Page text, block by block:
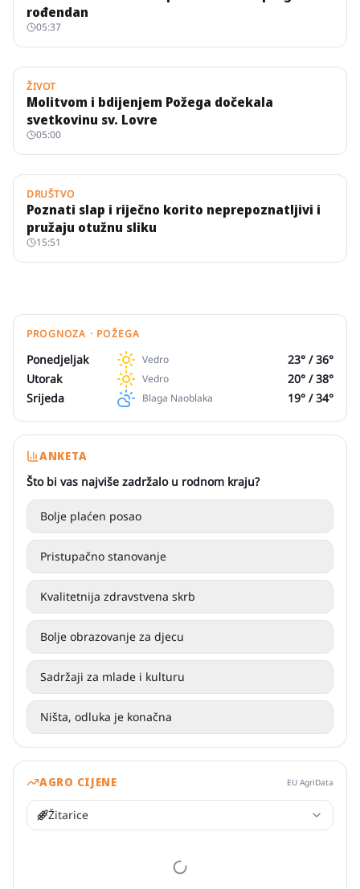
rođendan
05:37
ŽIVOT
Molitvom i bdijenjem Požega dočekala
svetkovinu sv. Lovre
05:00
DRUŠTVO
Poznati slap i riječno korito neprepoznatljivi i
pružaju otužnu sliku
15:51
PROGNOZA · POŽEGA
Ponedjeljak Vedro 23° /36°
Utorak
Vedro 20° /38°
Srijeda
Blaga Naoblaka 19° /34°
ANKETA
Što bi vas najviše zadržalo u rodnom kraju?
Bolje plaćen posao
Pristupačno stanovanje
Kvalitetnija zdravstvena skrb
Bolje obrazovanje za djecu
Sadržaji za mlade i kulturu
Ništa, odluka je konačna
AGRO CIJENE EU AgriData
Žitarice